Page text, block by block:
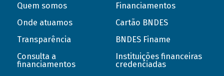
Quem somos
Onde atuamos
Transparência
Consulta a
financiamentos
Financiamentos
Cartão BNDES
BNDES Finame
Instituições financeiras
credenciadas